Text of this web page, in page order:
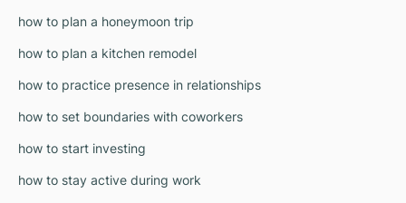
how to plan a honeymoon trip
how to plan a kitchen remodel
how to practice presence in relationships
how to set boundaries with coworkers
how to start investing
how to stay active during work